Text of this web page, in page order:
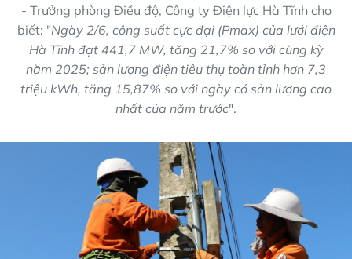
- Trưởng phòng Điều độ, Công ty Điện lực Hà Tĩnh cho
biết: "Ngày 2/6, công suất cực đại (Pmax) của lưới điện
Hà Tĩnh đạt 441,7 MW, tăng 21,7% so với cùng kỳ
năm 2025; sản lượng điện tiêu thụ toàn tỉnh hơn 7,3
triệu kWh, tăng 15,87% so với ngày có sản lượng cao
nhất của năm trước".